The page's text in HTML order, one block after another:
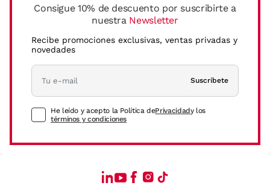
Consigue 10% de descuento por suscribirte a
nuestra Newsletter
Recibe promociones exclusivas, ventas privadas y
novedades
Suscríbete
He leído y acepto la Política dePrivacidady los
términos y condiciones